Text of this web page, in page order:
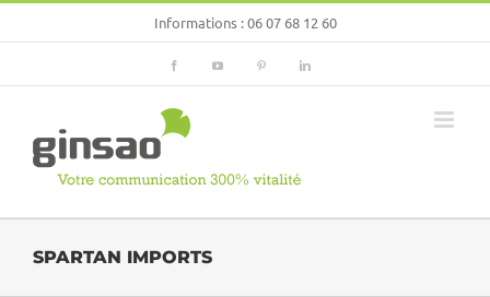
au
Informations :06 07 68 12 60
Facebook YouTube Pinterest LinkedIn
SPARTAN IMPORTS